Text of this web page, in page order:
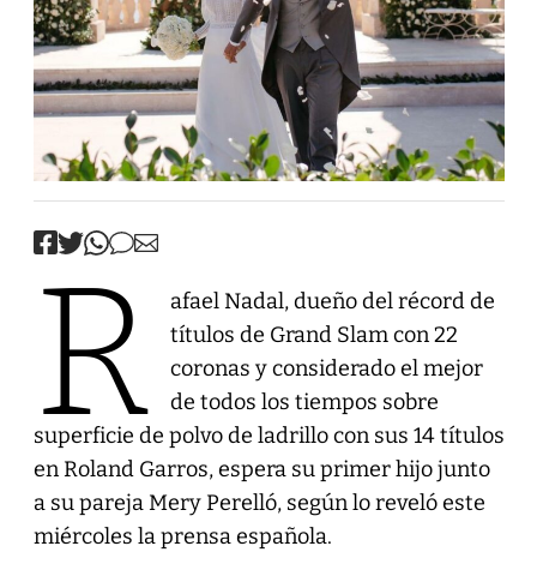
R
afael Nadal, dueño del récord de
títulos de Grand Slam con 22
coronas y considerado el mejor
de todos los tiempos sobre
superficie de polvo de ladrillo con sus 14 títulos
en Roland Garros, espera su primer hijo junto
a su pareja Mery Perelló, según lo reveló este
miércoles la prensa española.